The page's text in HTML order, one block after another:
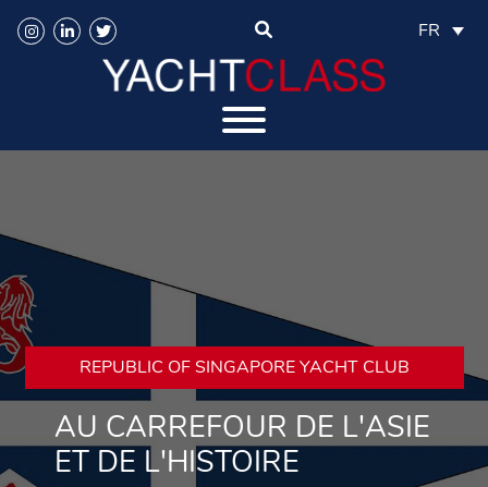
FR
REPUBLIC OF SINGAPORE YACHT CLUB
AU CARREFOUR DE L'ASIE
ET DE L'HISTOIRE